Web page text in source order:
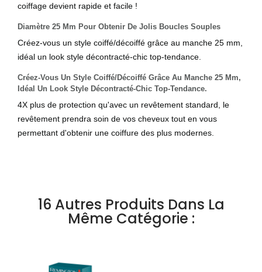
coiffage devient rapide et facile !
Diamètre 25 Mm Pour Obtenir De Jolis Boucles Souples
Créez-vous un style coiffé/décoiffé grâce au manche 25 mm,
idéal un look style décontracté-chic top-tendance.
Créez-Vous Un Style Coiffé/décoiffé Grâce Au Manche 25 Mm,
Idéal Un Look Style Décontracté-Chic Top-Tendance.
4X plus de protection qu'avec un revêtement standard, le
revêtement prendra soin de vos cheveux tout en vous
permettant d'obtenir une coiffure des plus modernes.
16 Autres Produits Dans La
Même Catégorie :